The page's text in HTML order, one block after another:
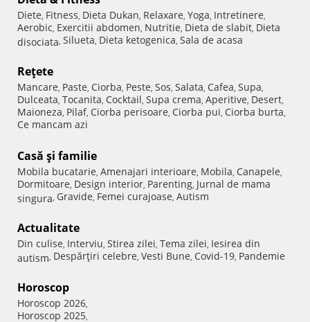
Diete, Fitness, Dieta Dukan, Relaxare, Yoga, Intretinere,
Aerobic, Exercitii abdomen, Nutritie, Dieta de slabit, Dieta
disociata, Silueta, Dieta ketogenica, Sala de acasa
Reţete
Mancare, Paste, Ciorba, Peste, Sos, Salata, Cafea, Supa,
Dulceata, Tocanita, Cocktail, Supa crema, Aperitive, Desert,
Maioneza, Pilaf, Ciorba perisoare, Ciorba pui, Ciorba burta,
Ce mancam azi
Casă şi familie
Mobila bucatarie, Amenajari interioare, Mobila, Canapele,
Dormitoare, Design interior, Parenting, Jurnal de mama
singura, Gravide, Femei curajoase, Autism
Actualitate
Din culise, Interviu, Stirea zilei, Tema zilei, Iesirea din
autism, Despărţiri celebre, Vesti Bune, Covid-19, Pandemie
Horoscop
Horoscop 2026,
Horoscop 2025,